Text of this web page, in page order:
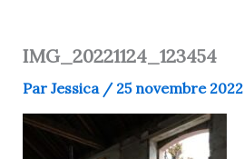
IMG_20221124_123454
Par Jessica / 25 novembre 2022